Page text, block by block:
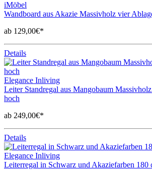
iMöbel
Wandboard aus Akazie Massivholz vier
ab 129,00€*
Details
Elegance Inliving
Leiter Standregal aus Mangobaum
hoch
ab 249,00€*
Details
Elegance Inliving
Leiterregal in Schwarz und Akaziefarben 180